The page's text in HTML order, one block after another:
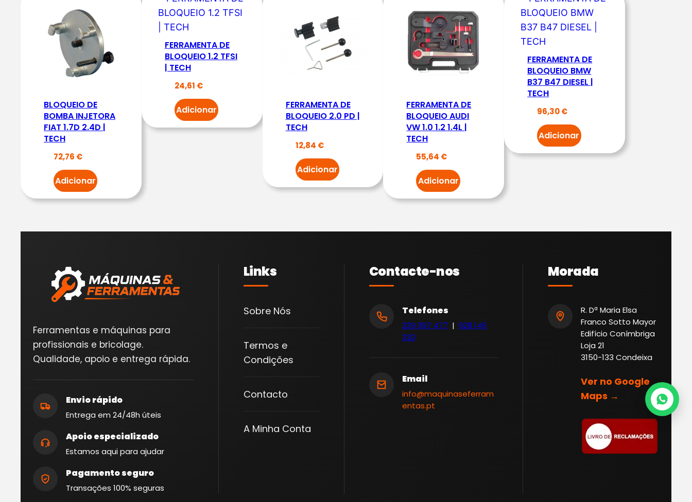
D
Q
I
BLOQUEIO DE
BOMBA INJETORA
FIAT 1.7D 2.4D |
TECH
72,76 €
Adicionar
FERRAMENTA DE
BLOQUEIO 1.2 TFSI
| TECH
24,61 €
Adicionar
FERRAMENTA DE
BLOQUEIO 2.0 PD |
TECH
12,84 €
Adicionar
FERRAMENTA DE
BLOQUEIO AUDI
VW 1.0 1.2 1.4L |
TECH
55,64 €
Adicionar
FERRAMENTA DE
BLOQUEIO BMW
B37 B47 DIESEL |
TECH
96,30€
Adicionar
Ferramentas e máquinas para
profissionais e bricolage.
Qualidade, apoio e entrega rápida.
Envio rápido
Entrega em 24/48h úteis
Apoio especializado
Estamos aqui para ajudar
Pagamento seguro
Transações 100% seguras
Links
Sobre Nós
Termos e
Condições
Contacto
A Minha Conta
Contacte-nos
Telefones
239 097 477 | 928 145
320
Email
info@maquinaseferram
entas.pt
Morada
R. Dª Maria Elsa
Franco Sotto Mayor
Edifício Conímbriga
Loja 21
3150-133 Condeixa
Ver no Google
Maps →